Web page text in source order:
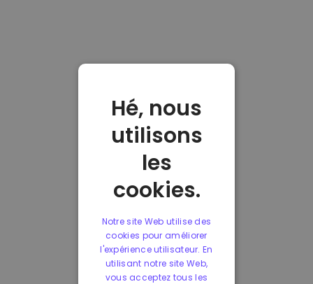
Hé, nous
utilisons
les
cookies.
Notre site Web utilise des
cookies pour améliorer
l'expérience utilisateur. En
utilisant notre site Web,
vous acceptez tous les